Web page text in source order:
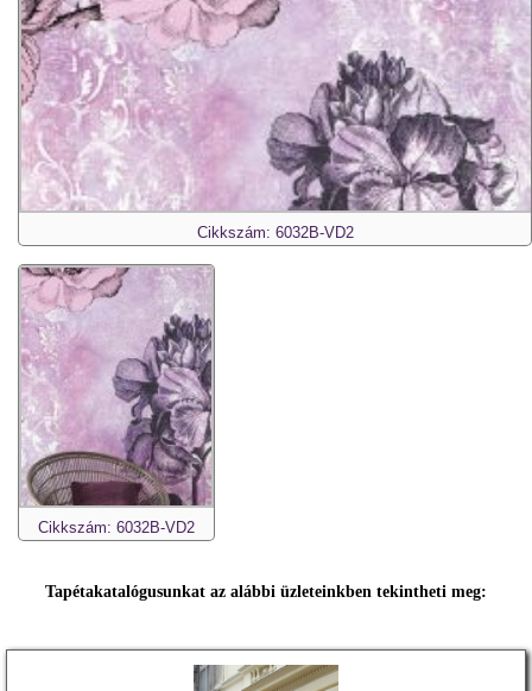
Cikkszám: 6032B-VD2
Cikkszám: 6032B-VD2
Tapétakatalógusunkat az alábbi üzleteinkben tekintheti meg: